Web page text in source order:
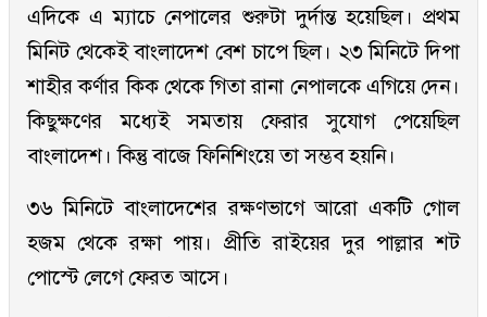
এদিকে এ ম্যাচে নেপালের শুরুটা দুর্দান্ত হয়েছিল। প্রথম
মিনিট থেকেই বাংলাদেশ বেশ চাপে ছিল। ২৩ মিনিটে দিপা
শাহীর কর্ণার কিক থেকে গিতা রানা নেপালকে এগিয়ে দেন।
কিছুক্ষণের মধ্যেই সমতায় ফেরার সুযোগ পেয়েছিল
বাংলাদেশ। কিন্তু বাজে ফিনিশিংয়ে তা সম্ভব হয়নি।
৩৬ মিনিটে বাংলাদেশের রক্ষণভাগে আরো একটি গোল
হজম থেকে রক্ষা পায়। প্রীতি রাইয়ের দুর পাল্লার শট
পোস্টে লেগে ফেরত আসে।